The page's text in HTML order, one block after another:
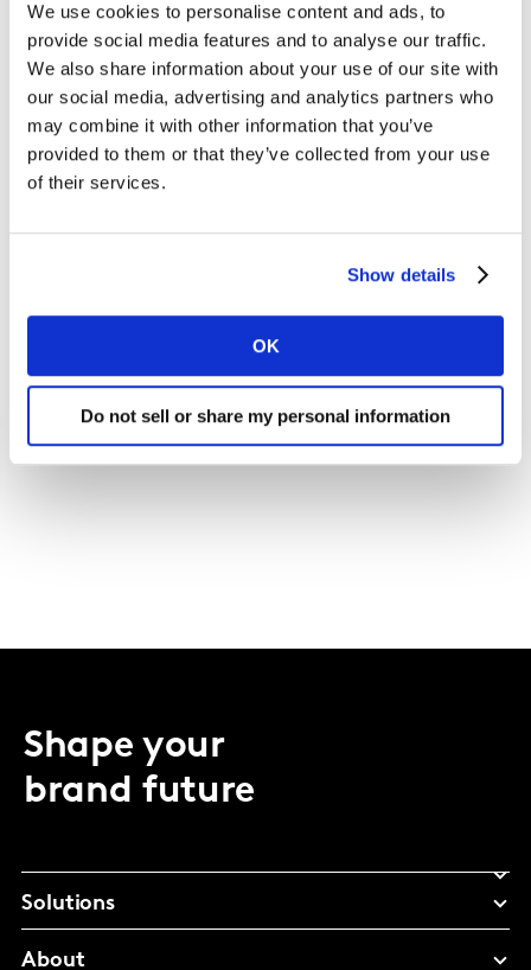
We use cookies to personalise content and ads, to
provide social media features and to analyse our traffic.
We also share information about your use of our site with
our social media, advertising and analytics partners who
may combine it with other information that you’ve
provided to them or that they’ve collected from your use
of their services.
Show details
OK
Do not sell or share my personal information
Video streaming: een complexe en continu
evoluerende markt
De toekomst van het commerciële internet: hoe
moeten succesvolle merken en media-eigenaren
navigeren in een wereld zonder cookies?
Een andere benadering van data: van commerce
Performance media en marketing: een groeiend
Leven in een pandemie: wat het betekent voor
merken en media
Shape your
brand future
Solutions
About